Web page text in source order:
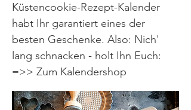
Küstencookie-Rezept-Kalender
habt Ihr garantiert eines der
besten Geschenke. Also: Nich'
lang schnacken - holt Ihn Euch:
=>> Zum Kalendershop